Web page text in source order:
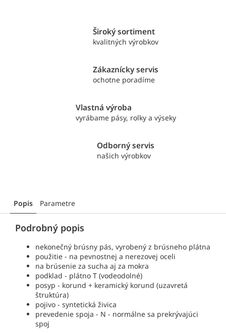
Široký sortiment
kvalitných výrobkov
Zákaznícky servis
ochotne poradíme
Vlastná výroba
vyrábame pásy, rolky a výseky
Odborný servis
našich výrobkov
Popis Parametre
Podrobný popis
nekonečný brúsny pás, vyrobený z brúsneho plátna
použitie - na pevnostnej a nerezovej oceli
na brúsenie za sucha aj za mokra
podklad - plátno T (vodeodolné)
posyp - korund + keramický korund (uzavretá
štruktúra)
pojivo - syntetická živica
prevedenie spoja - N - normálne sa prekrývajúci
spoj